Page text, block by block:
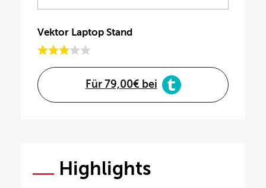
Vektor Laptop Stand
Für 79,00€ bei
Highlights